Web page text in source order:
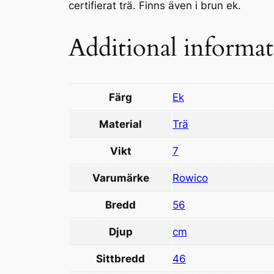
certifierat trä. Finns även i brun ek.
Additional
Färg Ek
Material Trä
Vikt 7
Varumärke Rowico
Bredd 56
Djup cm
Sittbredd 46